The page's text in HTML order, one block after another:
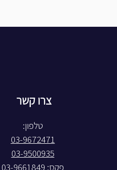
צרו קשר
טלפון:
03-9672471
03-9500935
פקס: 03-9661849